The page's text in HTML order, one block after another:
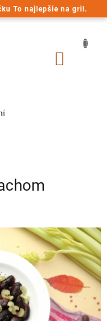
To najlepšie na gril.